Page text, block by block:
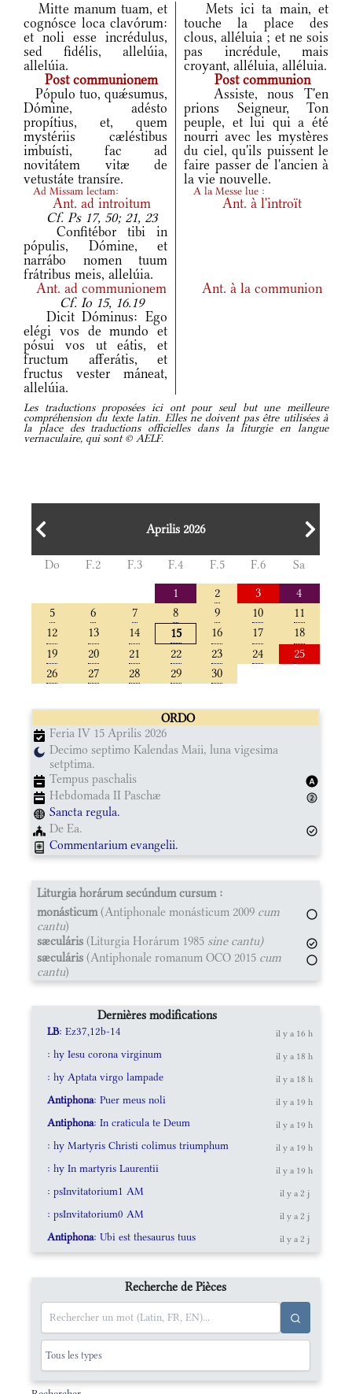
Mitte manum tuam, et
cognósce loca clavórum:
et noli esse incrédulus,
sed fidélis, allelúia,
allelúia.
Mets ici ta main, et
touche la place des
clous, alléluia ; et ne sois
pas incrédule, mais
croyant, alléluia, alléluia.
Post communionem
Post communion
Pópulo tuo, quǽsumus,
Dómine, adésto
propítius, et, quem
mystériis cæléstibus
imbuísti, fac ad
novitátem vitæ de
vetustáte transíre.
Assiste, nous T'en
prions Seigneur, Ton
peuple, et lui qui a été
nourri avec les mystères
du ciel, qu'ils puissent le
faire passer de l'ancien à
la vie nouvelle.
Ad Missam lectam: A la Messe lue :
Ant. ad introitum Ant. à l'introït
Cf. Ps 17, 50; 21, 23
Confitébor tibi in
pópulis, Dómine, et
narrábo nomen tuum
frátribus meis, allelúia.
Ant. ad communionem Ant. à la communion
Cf. Io 15, 16.19
Dicit Dóminus: Ego
elégi vos de mundo et
pósui vos ut eátis, et
fructum afferátis, et
fructus vester máneat,
allelúia.
Les traductions proposées ici ont pour seul but une meilleure
compréhension du texte latin. Elles ne doivent pas être utilisées à
la place des traductions officielles dans la liturgie en langue
vernaculaire, qui sont © AELF.
Aprilis 2026
Do F.2 F.3 F.4 F.5 F.6
Sa
1
2 3
4
5
6 7 8 9 10
11
12
13 14 15 16 17
18
19
20 21 22 23 24
25
26
27 28 29 30
ORDO
Feria IV 15 Aprilis 2026
Decimo septimo Kalendas Maii, luna vigesima
setptima.
Tempus paschalis
Hebdomada II Paschæ
Sancta regula.
De Ea.
Commentarium evangelii.
Liturgia horárum secúndum cursum :
monásticum(Antiphonale monásticum 2009 cum
cantu)
sæculáris (Liturgia Horárum 1985 sine cantu)
sæculáris (Antiphonale romanum OCO 2015 cum
cantu)
Dernières modifications
LB: Ez37,12b-14 il y a 16 h
: hy Iesu corona virginum il y a 18 h
: hy Aptata virgo lampade il y a 18 h
Antiphona: Puer meus noli il y a 19 h
Antiphona: In craticula te Deum il y a 19 h
: hy Martyris Christi colimus triumphum il y a 19 h
: hy In martyris Laurentii il y a 19 h
: psInvitatorium1 AM il y a 2 j
: psInvitatorium0 AM il y a 2 j
Antiphona: Ubi est thesaurus tuus il y a 2 j
Recherche de Pièces